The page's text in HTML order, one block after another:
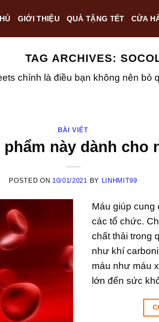
GIỚI THIỆU QUÀ TẶNG TẾT CỬA
TAG ARCHIVES:
chính là điều bạn không nên
BÀI VIẾT
này dành cho
POSTED ON 10/01/2021 BY LINHMIT99
Máu giúp
các tổ chức.
chất thải trong
như khí
máu như máu
lớn đến sức